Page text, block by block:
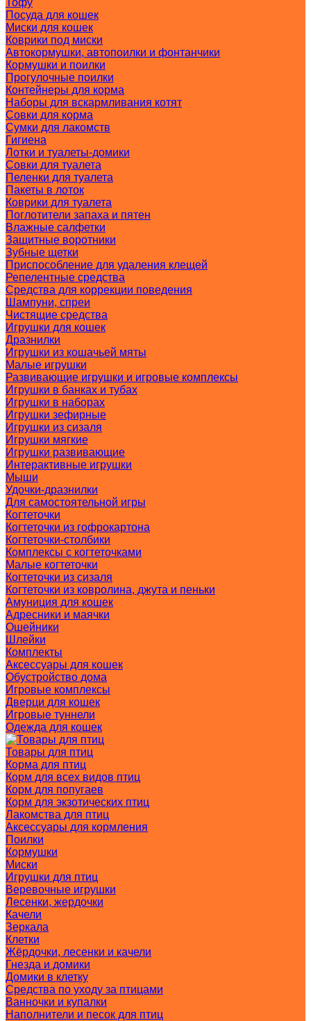
Тофу
Посуда для кошек
Миски для кошек
Коврики под миски
Автокормушки, автопоилки и фонтанчики
Кормушки и поилки
Прогулочные поилки
Контейнеры для корма
Наборы для вскармливания котят
Совки для корма
Сумки для лакомств
Гигиена
Лотки и туалеты-домики
Совки для туалета
Пеленки для туалета
Пакеты в лоток
Коврики для туалета
Поглотители запаха и пятен
Влажные салфетки
Защитные воротники
Зубные щетки
Приспособление для удаления клещей
Репелентные средства
Средства для коррекции поведения
Шампуни, спреи
Чистящие средства
Игрушки для кошек
Дразнилки
Игрушки из кошачьей мяты
Малые игрушки
Развивающие игрушки и игровые комплексы
Игрушки в банках и тубах
Игрушки в наборах
Игрушки зефирные
Игрушки из сизаля
Игрушки мягкие
Игрушки развивающие
Интерактивные игрушки
Мыши
Удочки-дразнилки
Для самостоятельной игры
Когтеточки
Когтеточки из гофрокартона
Когтеточки-столбики
Комплексы с когтеточками
Малые когтеточки
Когтеточки из сизаля
Когтеточки из ковролина, джута и пеньки
Амуниция для кошек
Адресники и маячки
Ошейники
Шлейки
Комплекты
Аксессуары для кошек
Обустройство дома
Игровые комплексы
Дверци для кошек
Игровые туннели
Одежда для кошек
Товары для птиц
Корма для птиц
Корм для всех видов птиц
Корм для попугаев
Корм для экзотических птиц
Лакомства для птиц
Аксессуары для кормления
Поилки
Кормушки
Миски
Игрушки для птиц
Веревочные игрушки
Лесенки, жердочки
Качели
Зеркала
Клетки
Жёрдочки, лесенки и качели
Гнезда и домики
Домики в клетку
Средства по уходу за птицами
Ванночки и купалки
Наполнители и песок для птиц